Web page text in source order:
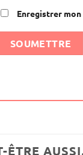
Enregistrer
ÊTRE